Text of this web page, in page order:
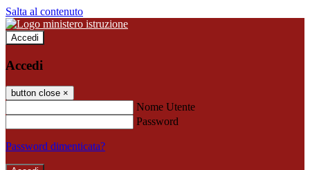
Salta al contenuto
Accedi
Accedi
button close ×
Nome Utente
Password
Password dimenticata?